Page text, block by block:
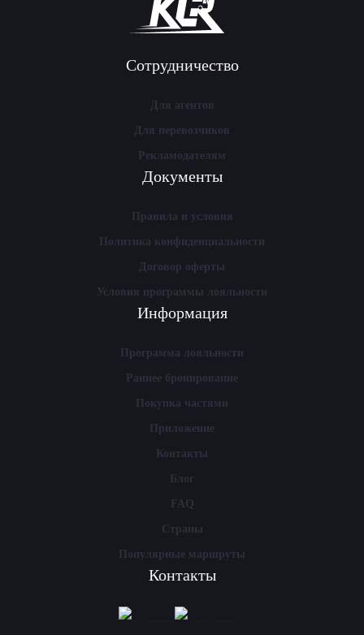
Сотрудничество
Для агентов
Для перевозчиков
Рекламодателям
Документы
Правила и условия
Политика конфиденциальности
Договор оферты
Условия программы лояльности
Информация
Программа лояльности
Раннее бронирование
Покупка частями
Приложение
Контакты
Блог
FAQ
Страны
Популярные маршруты
Контакты